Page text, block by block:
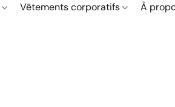
Vêtements corporatifs À